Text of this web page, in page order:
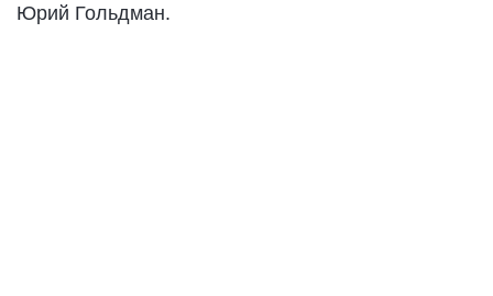
Юрий Гольдман.